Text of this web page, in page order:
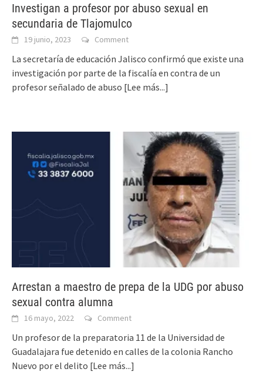
Investigan a profesor por abuso sexual en
secundaria de Tlajomulco
19 junio, 2023 Comment
La secretaría de educación Jalisco confirmó que existe una
investigación por parte de la fiscalía en contra de un
profesor señalado de abuso [Lee más...]
Arrestan a maestro de prepa de la UDG por abuso
sexual contra alumna
16 mayo, 2022 Comment
Un profesor de la preparatoria 11 de la Universidad de
Guadalajara fue detenido en calles de la colonia Rancho
Nuevo por el delito [Lee más...]